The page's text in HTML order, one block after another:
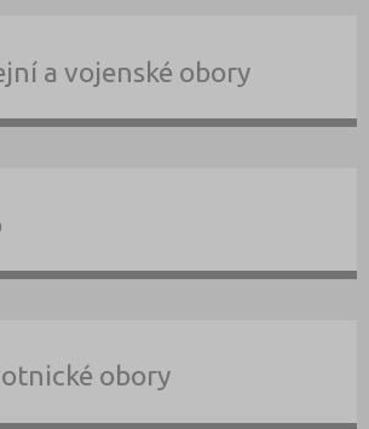
a vojenské obory
obory